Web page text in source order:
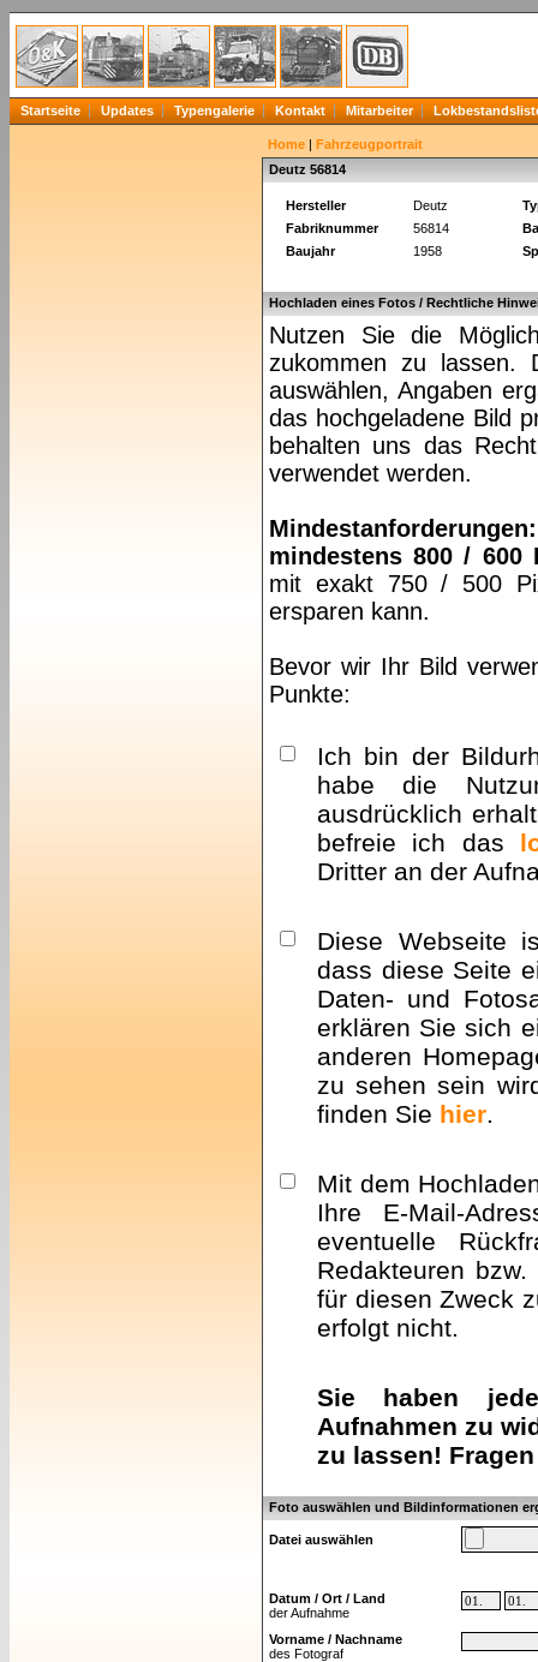
Startseite Updates Typengalerie Kontakt Mitarbeiter
Home | Fahrzeugportrait
Deutz 56814
Hersteller Deutz
Fabriknummer
56814
Baujahr
1958
Hochladen eines Fotos / Rechtliche
Nutzen Sie die
zukommen zu lassen.
auswählen, Angaben
das hochgeladene Bild
behalten uns das
verwendet werden.
Mindestanforderungen:
mindestens 800 / 600
mit exakt 750 / 500
ersparen kann.
Bevor wir Ihr Bild
Punkte:
Ich bin der
habe die
ausdrücklich
befreie ich das
Dritter an der
Diese Webseite
dass diese Seite
Daten- und
erklären Sie sich
anderen
zu sehen sein
finden Sie hier.
Mit dem
Ihre E-Mail-
eventuelle
Redakteuren
für diesen Zweck
erfolgt nicht.
Sie haben
Aufnahmen zu
zu lassen!
Foto auswählen und Bildinformationen
Datei auswählen
Datum / Ort / Land
der Aufnahme
Vorname / Nachname
des Fotograf